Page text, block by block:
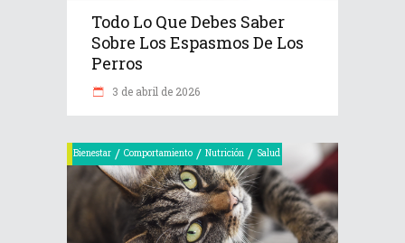
Todo Lo Que Debes Saber
Sobre Los Espasmos De Los
Perros
3 de abril de 2026
Bienestar / Comportamiento / Nutrición / Salud